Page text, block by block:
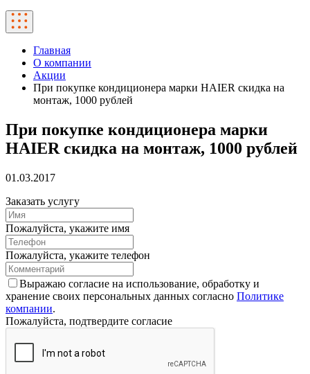
Главная
О компании
Акции
При покупке кондиционера марки HAIER скидка на
монтаж, 1000 рублей
При покупке кондиционера марки
HAIER скидка на монтаж, 1000 рублей
01.03.2017
Заказать услугу
Пожалуйста, укажите имя
Пожалуйста, укажите телефон
Выражаю согласие на использование, обработку и
хранение своих персональных данных согласно Политике
компании.
Пожалуйста, подтвердите согласие